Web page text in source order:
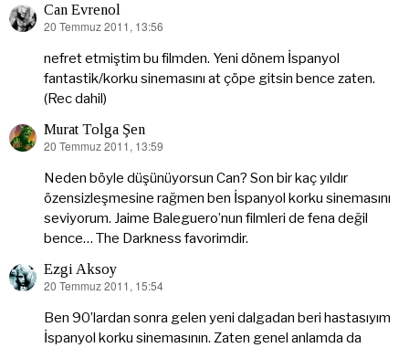
Can Evrenol
dedi
20 Temmuz 2011, 13:56
nefret etmiştim bu filmden. Yeni dönem İspanyol
fantastik/korku sinemasını at çöpe gitsin bence zaten.
(Rec dahil)
Murat Tolga Şen
dedi
20 Temmuz 2011, 13:59
Neden böyle düşünüyorsun Can? Son bir kaç yıldır
özensizleşmesine rağmen ben İspanyol korku sinemasını
seviyorum. Jaime Baleguero’nun filmleri de fena değil
bence… The Darkness favorimdir.
Ezgi Aksoy
dedi
20 Temmuz 2011, 15:54
Ben 90’lardan sonra gelen yeni dalgadan beri hastasıyım
İspanyol korku sinemasının. Zaten genel anlamda da